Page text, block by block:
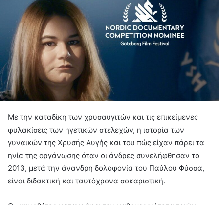
Με την καταδίκη των χρυσαυγιτών και τις επικείμενες
φυλακίσεις των ηγετικών στελεχών, η ιστορία των
γυναικών της Χρυσής Αυγής και του πώς είχαν πάρει τα
ηνία της οργάνωσης όταν οι άνδρες συνελήφθησαν το
2013, μετά την άνανδρη δολοφονία του Παύλου Φύσσα,
είναι διδακτική και ταυτόχρονα σοκαριστική.